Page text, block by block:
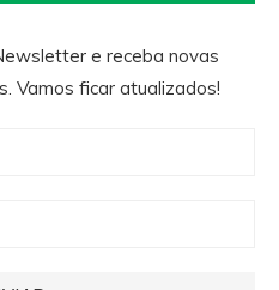
e receba novas
Vamos ficar atualizados!